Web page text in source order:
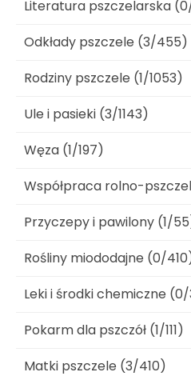
Literatura pszczelarska
Odkłady pszczele (3/455)
Rodziny pszczele (1/1053)
Ule i pasieki (3/1143)
Węza (1/197)
Współpraca rolno-
Przyczepy i pawilony (1/
Rośliny miododajne (0/
Leki i środki chemiczne
Pokarm dla pszczół (1/111)
Matki pszczele (3/410)